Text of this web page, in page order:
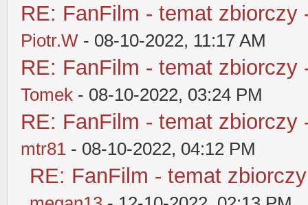
RE: FanFilm - temat zbiorczy
Piotr.W - 08-10-2022, 11:17 AM
RE: FanFilm - temat zbiorczy
Tomek - 08-10-2022, 03:24 PM
RE: FanFilm - temat zbiorczy
mtr81 - 08-10-2022, 04:12 PM
RE: FanFilm - temat